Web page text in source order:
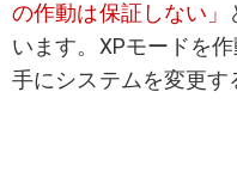
の作動は保証しない」
います。XPモードを
手にシステムを変更す